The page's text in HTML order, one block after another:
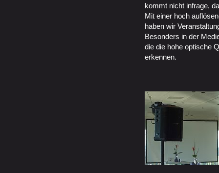
kommt nicht infrage,
Mit einer hoch
haben wir
Besonders in der
die die hohe optische
erkennen.